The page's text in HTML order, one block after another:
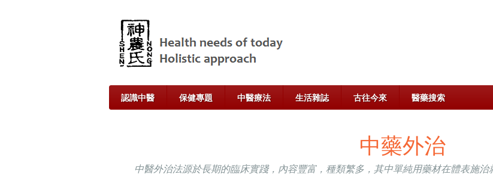
認識中醫 保健專題 中醫療法 生活雜誌 古往今來 醫藥搜索
中藥外治
中醫外治法源於長期的臨床實踐，內容豐富，種類繁多，其中單純用藥材在體表施